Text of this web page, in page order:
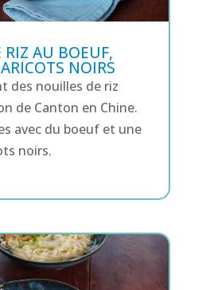
AU BOEUF,
NOIRS
des nouilles de riz
de Canton en Chine.
avec du boeuf et une
noirs.